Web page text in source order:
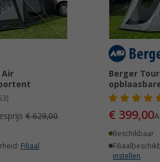
Air
€ 629,00
Filiaal
Berger
€ 399,00
Beschikbaar
instellen